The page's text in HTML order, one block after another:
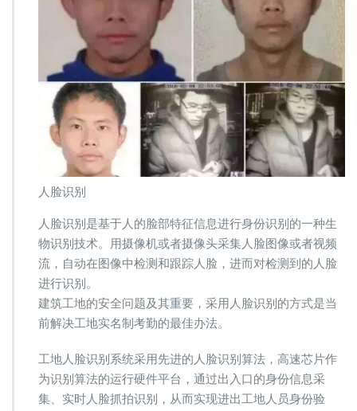
人脸识别
人脸识别是基于人的脸部特征信息进行身份识别的一种生
物识别技术。用摄像机或者摄像头采集人脸图像或者视频
流，自动在图像中检测和跟踪人脸，进而对检测到的人脸
进行识别。
建筑工地的安全问题及其重要，采用人脸识别的方式是当
前解决工地实名制考勤的最佳办法。
工地人脸识别系统采用先进的人脸识别算法，高速芯片作
为识别算法的运行硬件平台，通过出入口的身份信息采
集、实时人脸抓拍识别，从而实现进出工地人员身份验